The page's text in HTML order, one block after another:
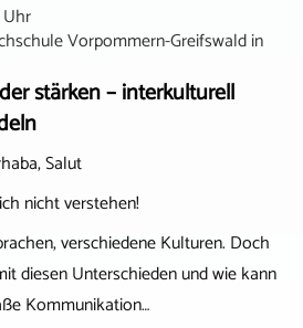
Vorpommern-Greifswaldin
stärken – interkulturell
Salut
nicht verstehen!
verschiedene Kulturen. Doch
diesen Unterschieden und wie kann
Kommunikation…